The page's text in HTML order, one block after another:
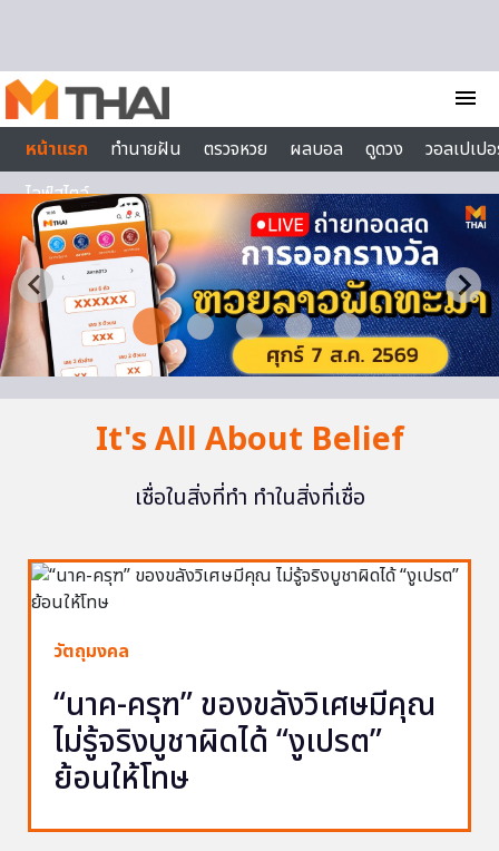
menu
หน้าแรก
ทำนายฝัน ตรวจหวย ผลบอล ดูดวง
วอลเปเป
ไลฟ์สไตล์
It's All About Belief
เชื่อในสิ่งที่ทำ ทำในสิ่งที่เชื่อ
วัตถุมงคล
“นาค-ครุฑ” ของขลังวิเศษมีคุณ
ไม่รู้จริงบูชาผิดได้ “งูเปรต”
ย้อนให้โทษ